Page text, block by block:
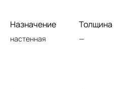
Назначение
настенная
Толщина
—